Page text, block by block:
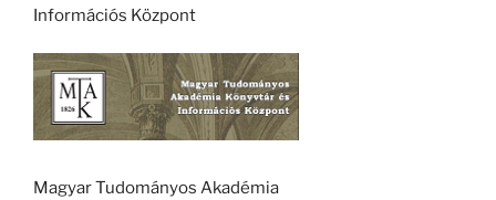
Információs Központ
Magyar Tudományos Akadémia